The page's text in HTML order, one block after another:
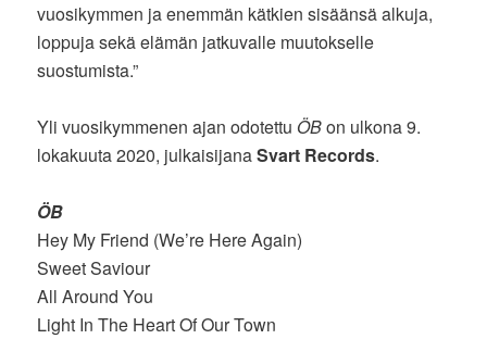
vuosikymmen ja enemmän kätkien sisäänsä alkuja,
loppuja sekä elämän jatkuvalle muutokselle
suostumista.”
Yli vuosikymmenen ajan odotettu ÖBon ulkona 9.
lokakuuta 2020, julkaisijanaSvart Records.
ÖB
Hey My Friend (We’re Here Again)
Sweet Saviour
All Around You
Light In The Heart Of Our Town